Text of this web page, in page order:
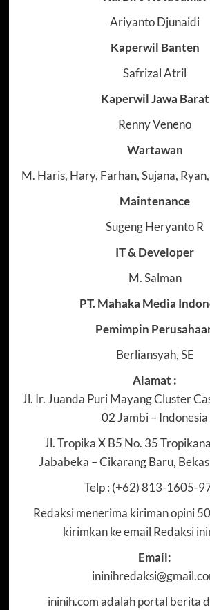
Ariyanto Djunaidi
Kaperwil Banten
Safrizal Atril
Kaperwil Jawa Barat
Renny Veneno
Wartawan
M. Haris, Hary, Farhan, Sujana,
Maintenance
Sugeng Heryanto R
IT & Developer
M. Salman
PT. Mahaka Media
Pemimpin
Berliansyah, SE
Alamat :
Jl. Ir. Juanda Puri Mayang Cluster
02 Jambi – Indonesia
Jl. Tropika X B5 No. 35
Jababeka – Cikarang Baru,
Telp : (+62) 813-1605-
Redaksi menerima kiriman opini
kirimkan ke email Redaksi
Email:
ininih.com adalah portal berita